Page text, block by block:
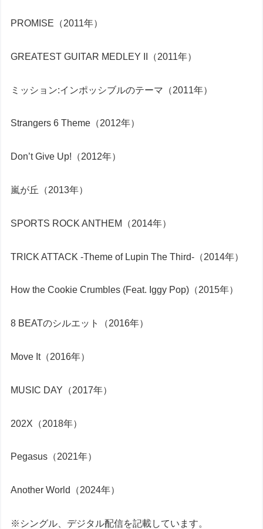
PROMISE（2011年）
GREATEST GUITAR MEDLEY II（2011年）
ミッション:インポッシブルのテーマ（2011年）
Strangers 6 Theme（2012年）
Don’t Give Up!（2012年）
嵐が丘（2013年）
SPORTS ROCK ANTHEM（2014年）
TRICK ATTACK -Theme of Lupin The Third-（2014年）
How the Cookie Crumbles (Feat. Iggy Pop)（2015年）
8 BEATのシルエット（2016年）
Move It（2016年）
MUSIC DAY（2017年）
202X（2018年）
Pegasus（2021年）
Another World（2024年）
※シングル、デジタル配信を記載しています。